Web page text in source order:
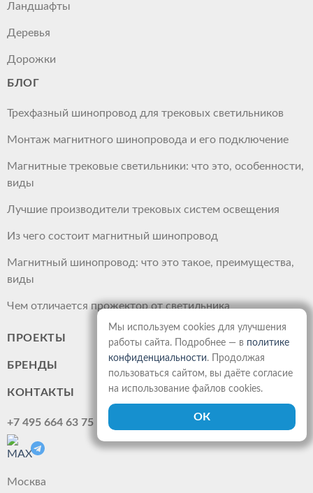
Ландшафты
Деревья
Дорожки
БЛОГ
Трехфазный шинопровод для трековых светильников
Монтаж магнитного шинопровода и его подключение
Магнитные трековые светильники: что это, особенности,
виды
Лучшие производители трековых систем освещения
Из чего состоит магнитный шинопровод
Магнитный шинопровод: что это такое, преимущества,
виды
Чем отличается прожектор от светильника
ПРОЕКТЫ
БРЕНДЫ
КОНТАКТЫ
+7 495 664 63 75
Москва
Мы используем cookies для улучшения
работы сайта. Подробнее — в политике
конфиденциальности. Продолжая
пользоваться сайтом, вы даёте согласие
на использование файлов cookies.